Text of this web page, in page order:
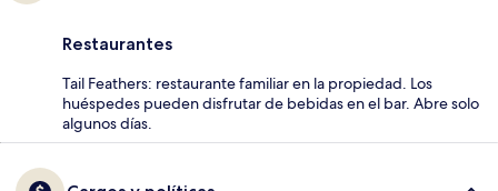
Restaurantes
Tail Feathers: restaurante familiar en la propiedad. Los
huéspedes pueden disfrutar de bebidas en el bar. Abre solo
algunos días.